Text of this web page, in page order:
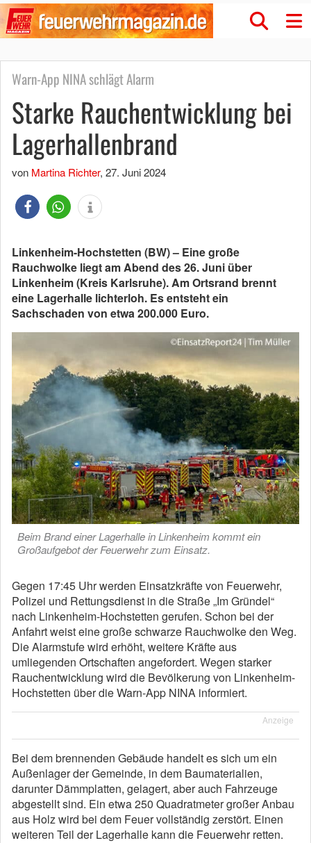
Warn-App NINA schlägt Alarm
Starke Rauchentwicklung bei
Lagerhallenbrand
von Martina Richter, 27. Juni 2024
Linkenheim-Hochstetten (BW) – Eine große
Rauchwolke liegt am Abend des 26. Juni über
Linkenheim (Kreis Karlsruhe). Am Ortsrand brennt
eine Lagerhalle lichterloh. Es entsteht ein
Sachschaden von etwa 200.000 Euro.
Beim Brand einer Lagerhalle in Linkenheim kommt ein
Großaufgebot der Feuerwehr zum Einsatz.
Gegen 17:45 Uhr werden Einsatzkräfte von Feuerwehr,
Polizei und Rettungsdienst in die Straße „Im Gründel“
nach Linkenheim-Hochstetten gerufen. Schon bei der
Anfahrt weist eine große schwarze Rauchwolke den Weg.
Die Alarmstufe wird erhöht, weitere Kräfte aus
umliegenden Ortschaften angefordert. Wegen starker
Rauchentwicklung wird die Bevölkerung von Linkenheim-
Hochstetten über die Warn-App NINA informiert.
Anzeige
Bei dem brennenden Gebäude handelt es sich um ein
Außenlager der Gemeinde, in dem Baumaterialien,
darunter Dämmplatten, gelagert, aber auch Fahrzeuge
abgestellt sind. Ein etwa 250 Quadratmeter großer Anbau
aus Holz wird bei dem Feuer vollständig zerstört. Einen
weiteren Teil der Lagerhalle kann die Feuerwehr retten.